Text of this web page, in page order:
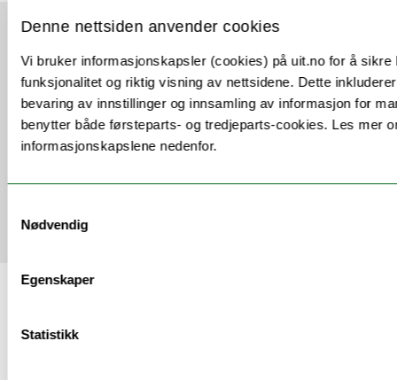
Denne nettsiden anvender cookies
Vi bruker informasjonskapsler (cookies) på uit.no for å sikre
funksjonalitet og riktig visning av nettsidene. Dette
bevaring av innstillinger og innsamling av informasjon for
benytter både førsteparts- og tredjeparts-cookies. Les mer
informasjonskapslene nedenfor.
Nødvendig
Egenskaper
Statistikk
VI ANBEFALER
Se alle våre arrangementer
SISTE NYTT FRA UIT